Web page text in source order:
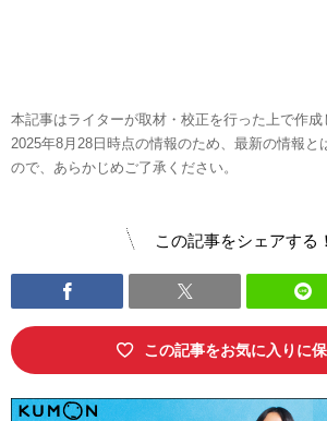
本記事はライターが取材・校正を行った上で作
2025年8月28日時点の情報のため、最新の情報と
ので、あらかじめご了承ください。
この記事をシェアする！
この記事をお気に入りに